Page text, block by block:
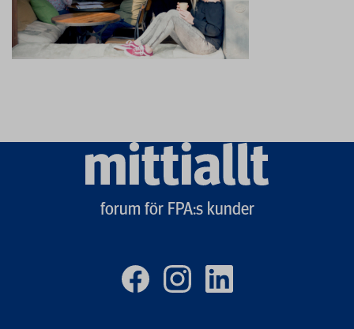
Mittiallt
forum för FPA:s kunder